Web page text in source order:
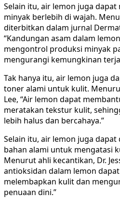
Selain itu, air lemon juga
minyak berlebih di wajah.
diterbitkan dalam jurnal
“Kandungan asam dalam
mengontrol produksi minyak
mengurangi kemungkinan
Tak hanya itu, air lemon juga
toner alami untuk kulit.
Lee, “Air lemon dapat
meratakan tekstur kulit,
lebih halus dan bercahaya.”
Selain itu, air lemon juga dapat
bahan alami untuk mengatasi
Menurut ahli kecantikan, Dr.
antioksidan dalam lemon
melembapkan kulit dan
penuaan dini.”